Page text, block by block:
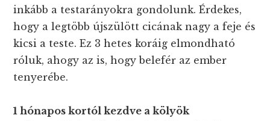
inkább a testarányokra gondolunk. Érdekes,
hogy a legtöbb újszülött cicának nagy a feje és
kicsi a teste. Ez 3 hetes koráig elmondható
róluk, ahogy az is, hogy belefér az ember
tenyerébe.
1 hónapos kortól kezdve a kölyök